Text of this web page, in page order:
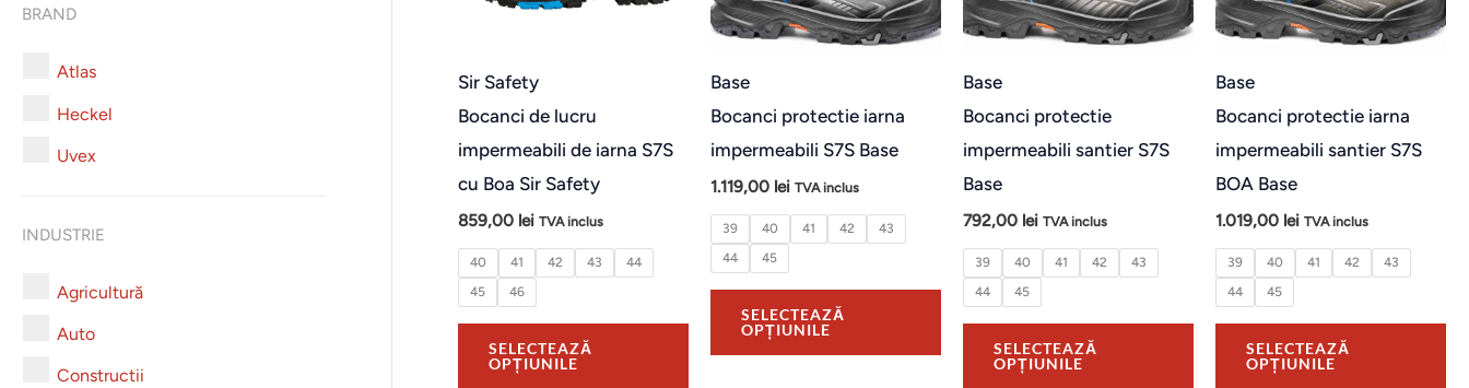
BRAND
Atlas
Heckel
Uvex
INDUSTRIE
Agricultură
Auto
Constructii
Sir Safety
Bocanci de lucru
impermeabili de iarna S7S
cu Boa Sir Safety
859,00 lei TVA inclus
40 41 42 43
44
45
46
SELECTEAZĂ
OPȚIUNILE
variații.
Opțiunile
pot
alese
produsului.
Base
Bocanci protectie iarna
impermeabili S7S Base
1.119,00 lei TVA inclus
39 40 41 42
43
44
45
SELECTEAZĂ
OPȚIUNILE
variații.
Opțiunile
pot
alese
pagina
Base
Bocanci protectie
impermeabili santier S7S
Base
792,00 lei TVA inclus
39 40 41 42
43
44
45
SELECTEAZĂ
OPȚIUNILE
variații.
Opțiunile
pot
alese
pagina
Base
Bocanci protectie iarna
impermeabili santier S7S
BOA Base
1.019,00 lei TVA inclus
39 40 41 42
43
44
45
SELECTEAZĂ
OPȚIUNILE